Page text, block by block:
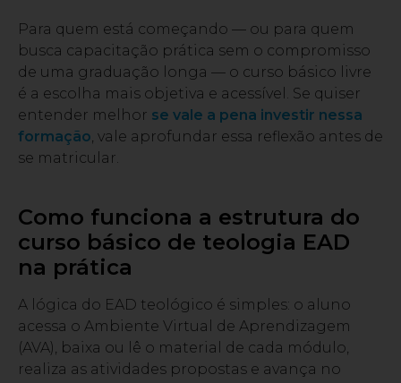
Para quem está começando — ou para quem
busca capacitação prática sem o compromisso
de uma graduação longa — o curso básico livre
é a escolha mais objetiva e acessível. Se quiser
entender melhor se vale a pena investir nessa
formação, vale aprofundar essa reflexão antes de
se matricular.
Como funciona a estrutura do
curso básico de teologia EAD
na prática
A lógica do EAD teológico é simples: o aluno
acessa o Ambiente Virtual de Aprendizagem
(AVA), baixa ou lê o material de cada módulo,
realiza as atividades propostas e avança no